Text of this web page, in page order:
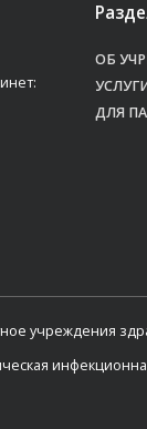
ОБ
ДЛЯ
учреждения